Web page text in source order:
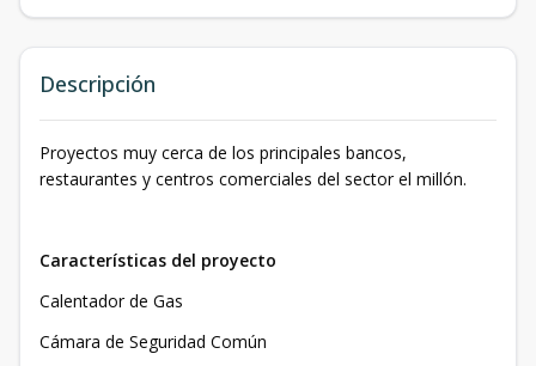
Descripción
Proyectos muy cerca de los principales bancos,
restaurantes y centros comerciales del sector el millón.
Características del proyecto
Calentador de Gas
Cámara de Seguridad Común